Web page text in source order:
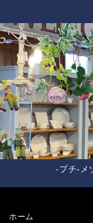
-プチ-メ
ホーム